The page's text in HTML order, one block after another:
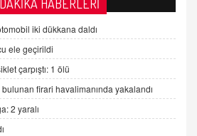
korunması ve dijital hukukun
Geldi, Hangi Önlemler Alınmalı?
HABERLERİ
iki dükkana daldı
ele geçirildi
çarpıştı: 1 ölü
bulunan firari havalimanında yakalandı
2 yaralı